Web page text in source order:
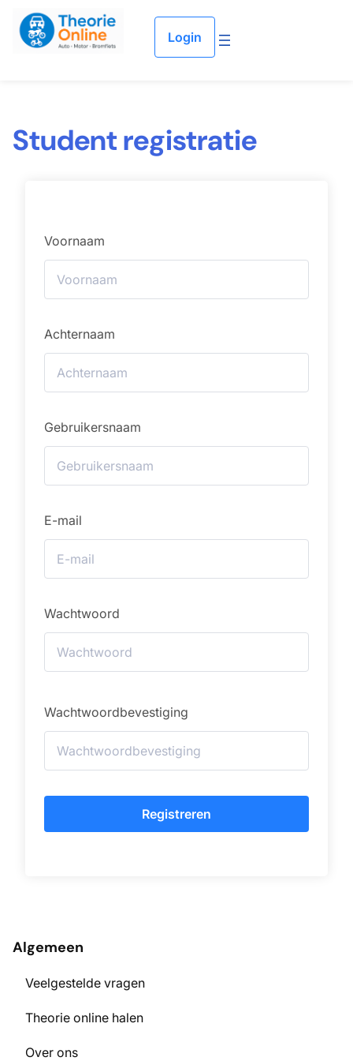
Ga naar de inhoud
Login
Student registratie
Voornaam
Achternaam
Gebruikersnaam
E-mail
Wachtwoord
Wachtwoordbevestiging
Registreren
Algemeen
Veelgestelde vragen
Theorie online halen
Over ons